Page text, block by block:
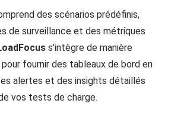
des scénarios prédéfinis,
de surveillance et des métriques
s'intègre de manière
fournir des tableaux de bord en
alertes et des insights détaillés
vos tests de charge.